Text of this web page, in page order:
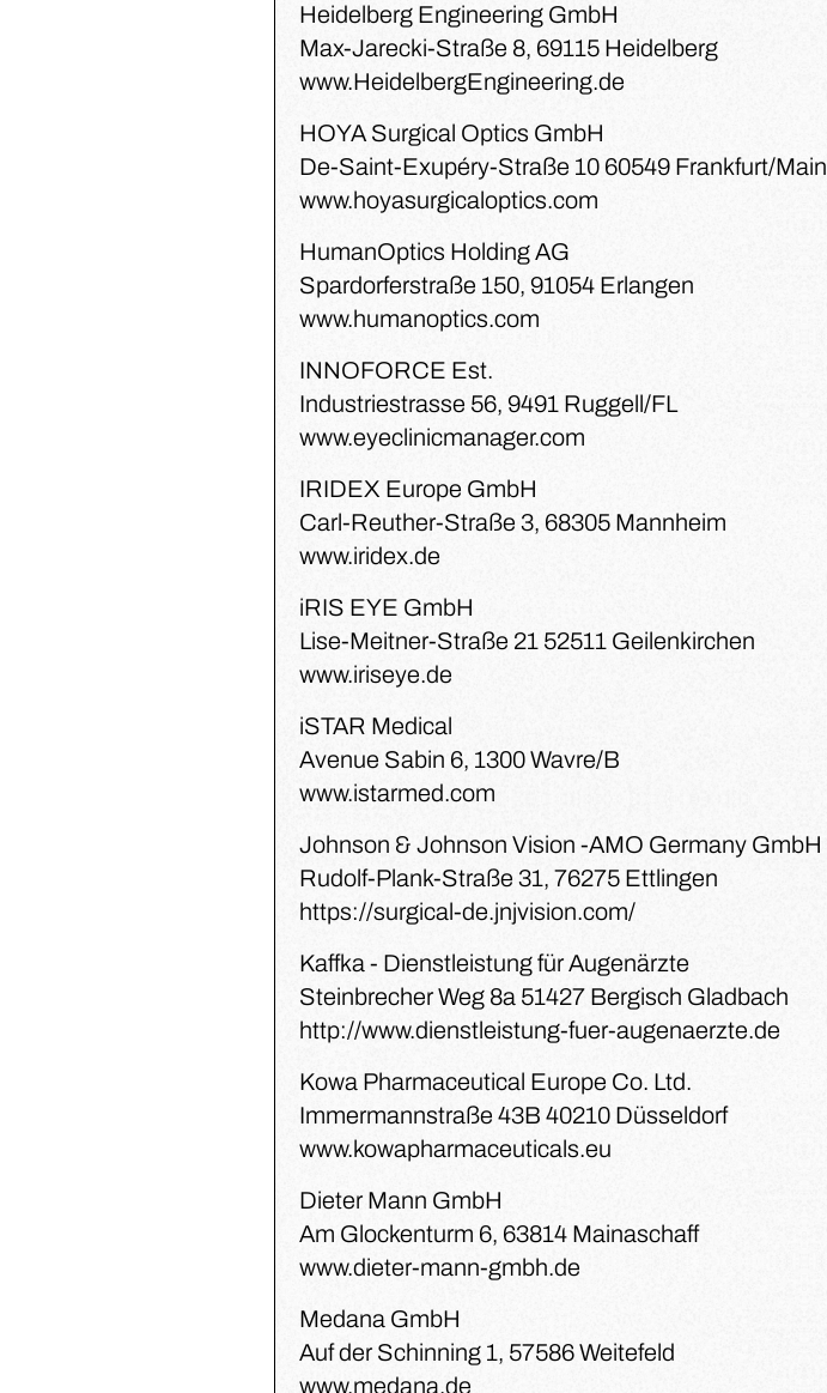
Heidelberg Engineering GmbH
Max-Jarecki-Straße 8, 69115 Heidelberg
www.HeidelbergEngineering.de
HOYA Surgical Optics GmbH
De-Saint-Exupéry-Straße 10 60549 Frankfurt/Main
www.hoyasurgicaloptics.com
HumanOptics Holding AG
Spardorferstraße 150, 91054 Erlangen
www.humanoptics.com
INNOFORCE Est.
Industriestrasse 56, 9491 Ruggell/FL
www.eyeclinicmanager.com
IRIDEX Europe GmbH
Carl-Reuther-Straße 3, 68305 Mannheim
www.iridex.de
iRIS EYE GmbH
Lise-Meitner-Straße 21 52511 Geilenkirchen
www.iriseye.de
iSTAR Medical
Avenue Sabin 6, 1300 Wavre/B
www.istarmed.com
Johnson & Johnson Vision -AMO Germany GmbH
Rudolf-Plank-Straße 31, 76275 Ettlingen
https://surgical-de.jnjvision.com/
Kaffka - Dienstleistung für Augenärzte
Steinbrecher Weg 8a 51427 Bergisch Gladbach
http://www.dienstleistung-fuer-augenaerzte.de
Kowa Pharmaceutical Europe Co. Ltd.
Immermannstraße 43B 40210 Düsseldorf
www.kowapharmaceuticals.eu
Dieter Mann GmbH
Am Glockenturm 6, 63814 Mainaschaff
www.dieter-mann-gmbh.de
Medana GmbH
Auf der Schinning 1, 57586 Weitefeld
www.medana.de